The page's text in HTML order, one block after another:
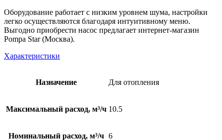
Оборудование работает с низким уровнем шума, настройки
легко осуществляются благодаря интуитивному меню.
Выгодно приобрести насос предлагает интернет-магазин
Pompa Star (Москва).
Характеристики
Назначение Для отопления
Максимальный расход, м³/ч 10.5
Номинальный расход, м³/ч 6